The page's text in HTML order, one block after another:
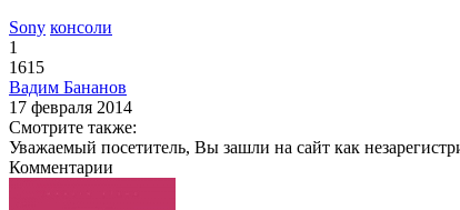
Sony консоли
1
1615
Вадим Бананов
17 февраля 2014
Смотрите также:
Уважаемый посетитель, Вы зашли на сайт как
Комментарии